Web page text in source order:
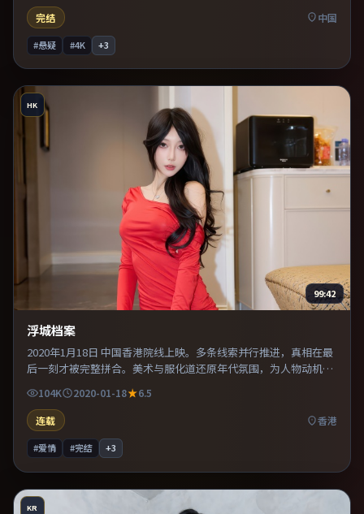
完结
中国
#悬疑 #4K +3
HK
99:42
浮城档案
2020年1月18日 中国香港院线上映。多条线索并行推进，真相在最
后一刻才被完整拼合。美术与服化道还原年代氛围，为人物动机提
供可信支撑。推荐给偏爱群像戏与命运母题的影迷。
104K 2020-01-18
6.5
连载
香港
#爱情 #完结 +3
KR